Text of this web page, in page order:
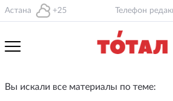
Астана +25 Телефон
Вы искали все материалы по теме: